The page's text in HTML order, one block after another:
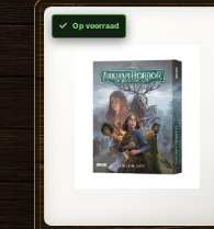
Op voorraad